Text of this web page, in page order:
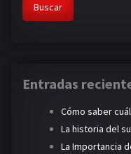
Buscar
Entradas
Cómo saber
La historia del
La Importancia